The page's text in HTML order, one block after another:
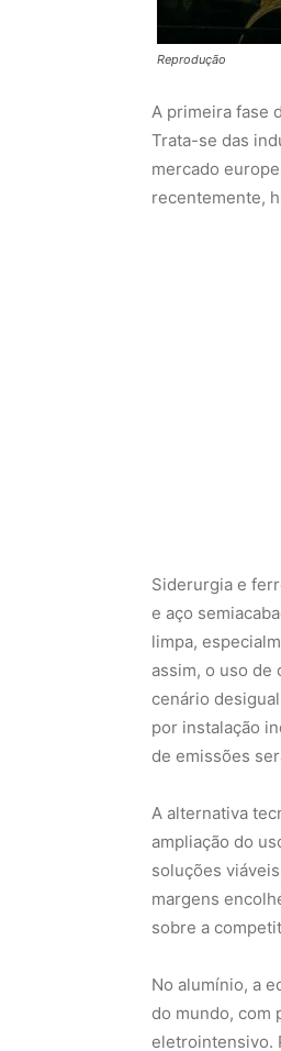
Reprodução
A primeira fase
Trata-se das
mercado
recentemente,
Siderurgia e
e aço
limpa,
assim, o uso de
cenário
por instalação
de emissões
A alternativa
ampliação do
soluções
margens
sobre a
No alumínio, a
do mundo, com
eletrointensivo.